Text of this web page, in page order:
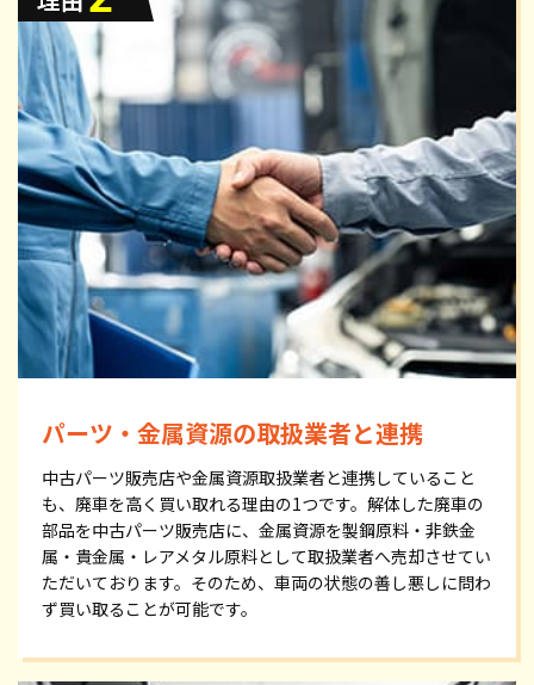
パーツ・金属資源の取扱業者と連携
中古パーツ販売店や金属資源取扱業者と連携していること
も、廃車を高く買い取れる理由の1つです。解体した廃車の
部品を中古パーツ販売店に、金属資源を製鋼原料・非鉄金
属・貴金属・レアメタル原料として取扱業者へ売却させてい
ただいております。そのため、車両の状態の善し悪しに問わ
ず買い取ることが可能です。